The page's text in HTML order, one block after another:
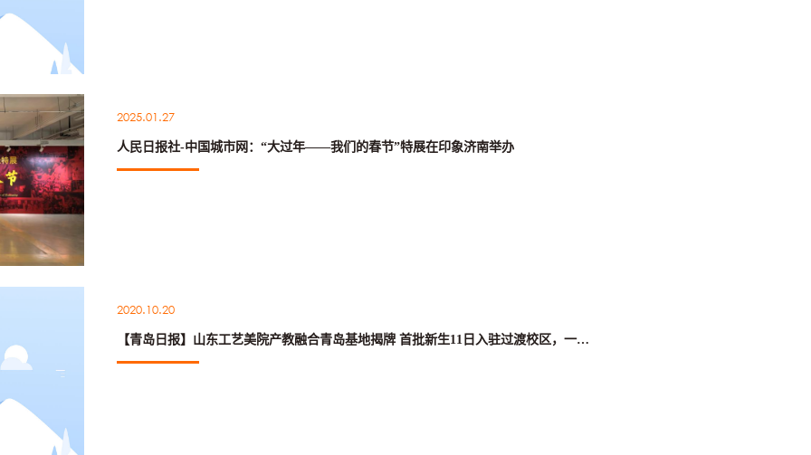
2025.01.27
人民日报社-中国城市网：“大过年——我们的春节”特展在印象济南举办
2020.10.20
【青岛日报】山东工艺美院产教融合青岛基地揭牌 首批新生11日入驻过渡校区，一期选址计划2022年建设完成